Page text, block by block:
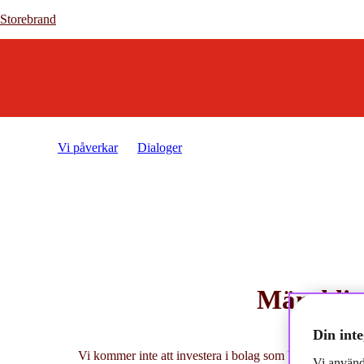
Storebrand
Storebrand
Vi påverkar Dialoger
Vi kommer inte att investera i bolag som bidrar till
Din